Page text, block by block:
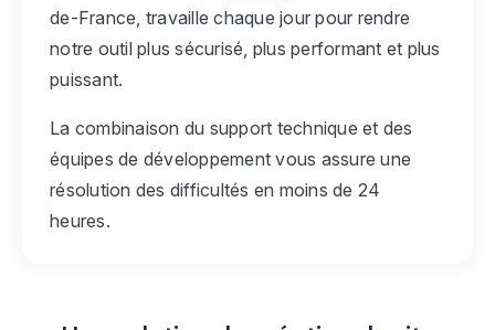
de-France, travaille chaque jour pour rendre
notre outil plus sécurisé, plus performant et plus
puissant.
La combinaison du support technique et des
équipes de développement vous assure une
résolution des difficultés en moins de 24
heures.